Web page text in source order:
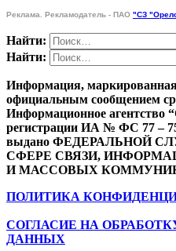
Реклама. Рекламодатель - ПАО "СЗ
Найти:
Найти:
Информация,
официальным сообщением
Информационное агентство
регистрации ИА № ФС 77 –
выдано ФЕДЕРАЛЬНОЙ
СФЕРЕ СВЯЗИ,
И МАССОВЫХ
ПОЛИТИКА
СОГЛАСИЕ НА
ДАННЫХ